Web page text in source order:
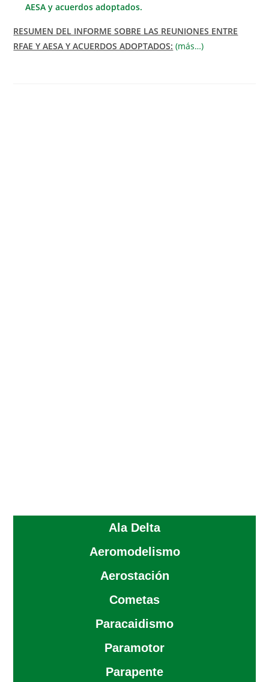
AESA y acuerdos adoptados.
RESUMEN DEL INFORME SOBRE LAS REUNIONES ENTRE
RFAE Y AESA Y ACUERDOS ADOPTADOS: (más…)
Ala Delta
Aeromodelismo
Aerostación
Cometas
Paracaidismo
Paramotor
Parapente